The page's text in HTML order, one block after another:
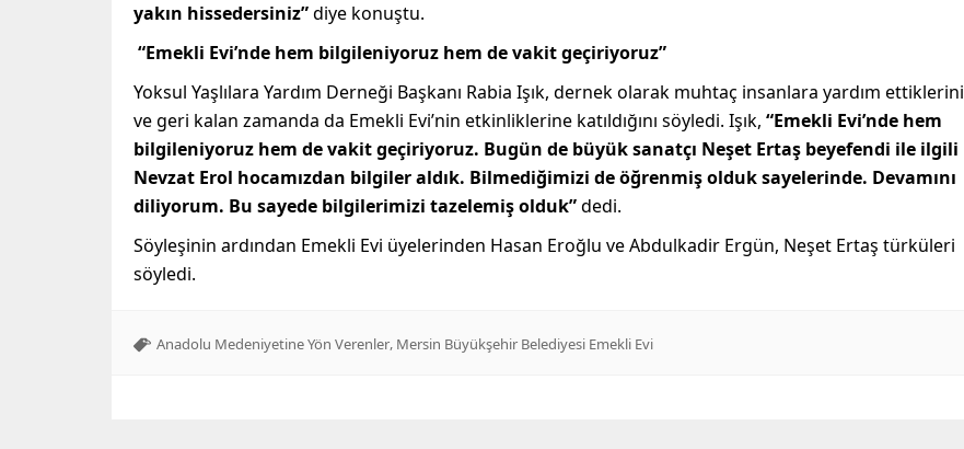
yakın hissedersiniz”diye konuştu.
“Emekli Evi’nde hem bilgileniyoruz hem de vakit geçiriyoruz”
Yoksul Yaşlılara Yardım Derneği Başkanı Rabia Işık, dernek olarak muhtaç insanlara yardım ettiklerini
ve geri kalan zamanda da Emekli Evi’nin etkinliklerine katıldığını söyledi. Işık, “Emekli Evi’nde hem
bilgileniyoruz hem de vakit geçiriyoruz. Bugün de büyük sanatçı Neşet Ertaş beyefendi ile ilgili
Nevzat Erol hocamızdan bilgiler aldık. Bilmediğimizi de öğrenmiş olduk sayelerinde. Devamını
diliyorum. Bu sayede bilgilerimizi tazelemiş olduk”dedi.
Söyleşinin ardından Emekli Evi üyelerinden Hasan Eroğlu ve Abdulkadir Ergün, Neşet Ertaş türküleri
söyledi.
Anadolu Medeniyetine Yön Verenler, Mersin Büyükşehir Belediyesi Emekli Evi